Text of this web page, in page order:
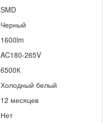
SMD
Черный
1600lm
AC180-265V
6500К
Холодный белый
12 месяцев
Нет